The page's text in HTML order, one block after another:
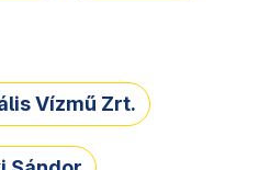
Vízmű Zrt.